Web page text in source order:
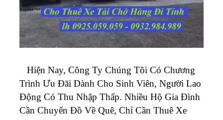
Hiện Nay, Công Ty Chúng Tôi Có Chương
Trình Ưu Đãi Dành Cho Sinh Viên, Người Lao
Động Có Thu Nhập Thấp. Nhiều Hộ Gia Đình
Cần Chuyển Đồ Về Quê, Chỉ Cần Thuê Xe